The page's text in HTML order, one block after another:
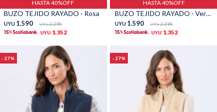
HASTA 40%OFF
BUZO TEJIDO RAYADO - Rosa
UYU 1.590 UYU 2.290
UYU 1.352
HASTA 40%OFF
BUZO TEJIDO RAYADO - Verde
UYU 1.590 UYU 2.290
UYU 1.352
27 27
Bolsos y valijas Accesorios